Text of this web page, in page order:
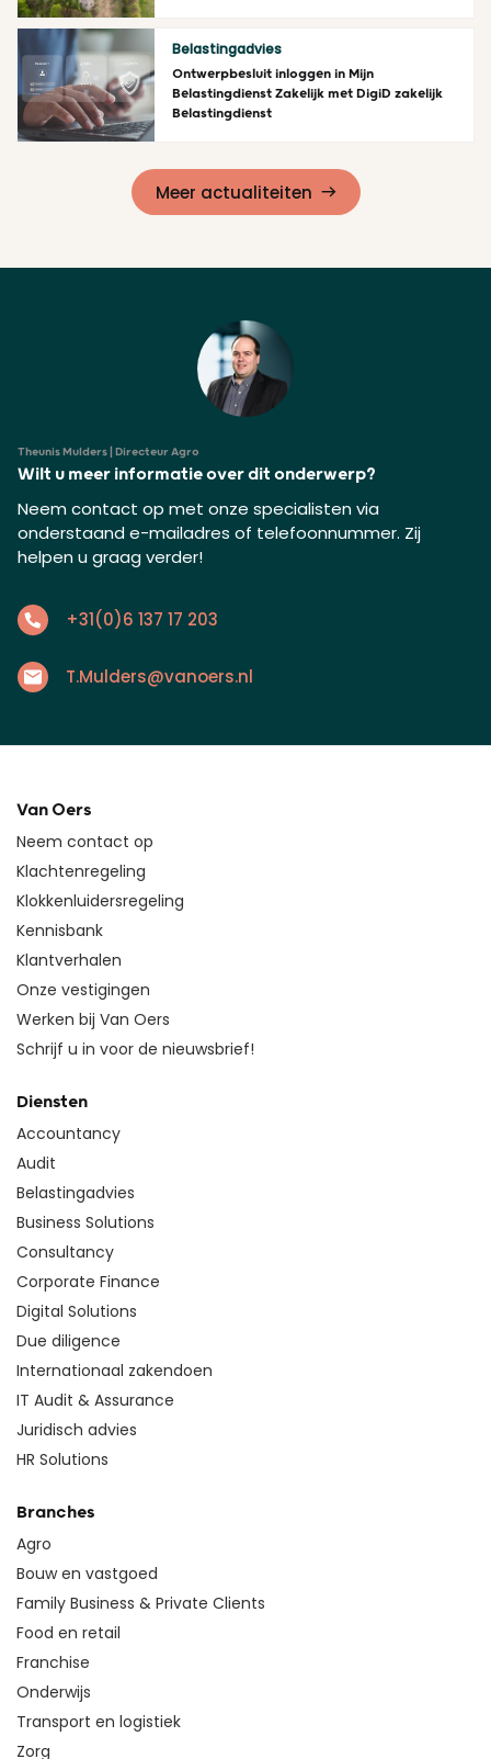
Lees meer
Belastingadvies
Ontwerpbesluit inloggen in Mijn
Belastingdienst Zakelijk met DigiD zakelijk
Belastingdienst
Meer actualiteiten
Theunis Mulders | Directeur Agro
Wilt u meer informatie over dit onderwerp?
Neem contact op met onze specialisten via
onderstaand e-mailadres of telefoonnummer. Zij
helpen u graag verder!
+31(0)6 137 17 203
T.Mulders@vanoers.nl
Van Oers
Neem contact op
Klachtenregeling
Klokkenluidersregeling
Kennisbank
Klantverhalen
Onze vestigingen
Werken bij Van Oers
Schrijf u in voor de nieuwsbrief!
Diensten
Accountancy
Audit
Belastingadvies
Business Solutions
Consultancy
Corporate Finance
Digital Solutions
Due diligence
Internationaal zakendoen
IT Audit & Assurance
Juridisch advies
HR Solutions
Branches
Agro
Bouw en vastgoed
Family Business & Private Clients
Food en retail
Franchise
Onderwijs
Transport en logistiek
Zorg